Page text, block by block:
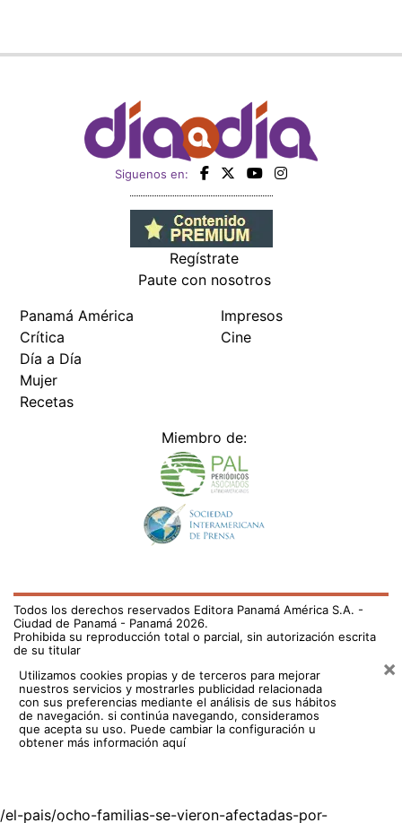
Siguenos en:
Regístrate
Paute con nosotros
Panamá América
Crítica
Día a Día
Mujer
Recetas
Impresos
Cine
Miembro de:
Todos los derechos reservados Editora Panamá América S.A. -
Ciudad de Panamá - Panamá 2026.
Prohibida su reproducción total o parcial, sin autorización escrita
de su titular
Utilizamos cookies propias y de terceros para mejorar
nuestros servicios y mostrarles publicidad relacionada
con sus preferencias mediante el análisis de sus hábitos
de navegación. si continúa navegando, consideramos
que acepta su uso. Puede cambiar la configuración u
obtener más información aquí
×
/el-pais/ocho-familias-se-vieron-afectadas-por-